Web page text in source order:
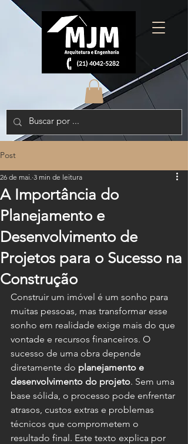
Post
A Importância do
Planejamento e
Desenvolvimento de
Projetos para o Sucesso na
Construção
26 de mai. 3 min de leitura
Construir um imóvel é um sonho para
muitas pessoas, mas transformar esse
sonho em realidade exige mais do que
vontade e recursos financeiros. O
sucesso de uma obra depende
diretamente do planejamento e
desenvolvimento do projeto. Sem uma
base sólida, o processo pode enfrentar
atrasos, custos extras e problemas
técnicos que comprometem o
resultado final. Este texto explica por